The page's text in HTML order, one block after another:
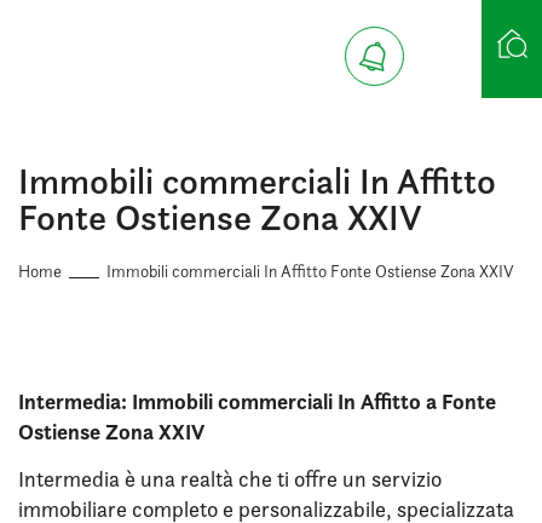
Immobili commerciali In Affitto
Fonte Ostiense Zona XXIV
Home Immobili commerciali In Affitto Fonte Ostiense Zona XXIV
Intermedia: Immobili commerciali In Affitto a Fonte
Ostiense Zona XXIV
Intermedia è una realtà che ti offre un servizio
immobiliare completo e personalizzabile, specializzata